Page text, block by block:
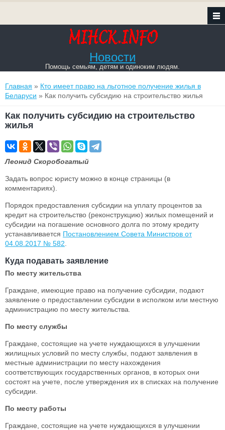
Новости
Помощь семьям, детям и одиноким людям.
Вы здесь
Главная » Кто имеет право на льготное получение жилья в
Беларуси » Как получить субсидию на строительство жилья
Как получить субсидию на строительство
жилья
Леонид Скоробогатый
Задать вопрос юристу можно в конце страницы (в
комментариях).
Порядок предоставления субсидии на уплату процентов за
кредит на строительство (реконструкцию) жилых помещений и
субсидии на погашение основного долга по этому кредиту
устанавливается Постановлением Совета Министров от
04.08.2017 № 582
Куда подавать заявление
По месту жительства
Граждане, имеющие право на получение субсидии, подают
заявление о предоставлении субсидии в исполком или местную
администрацию по месту жительства
По месту службы
Граждане, состоящие на учете нуждающихся в улучшении
жилищных условий по месту службы, подают заявления в
местные администрации по месту нахождения
соответствующих государственных органов, в которых они
состоят на учете, после утверждения их в списках на получение
субсидии.
По месту работы
Граждане, состоящие на учете нуждающихся в улучшении